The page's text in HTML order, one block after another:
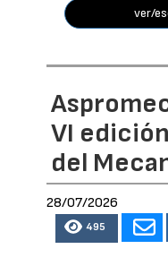
ver/
VI
del
28/07/2026
495